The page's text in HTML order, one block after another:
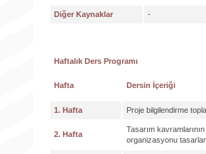
Diğer Kaynaklar -
Haftalık Ders Programı
Hafta Dersin İçeriği
1. Hafta Proje bilgilendirme
2. Hafta
Tasarım
organizasyonu